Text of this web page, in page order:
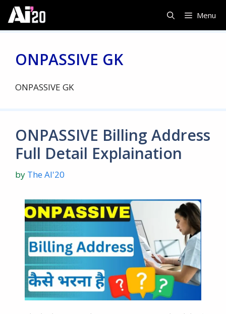
Skip
content
Menu
ONPASSIVE GK
ONPASSIVE GK
ONPASSIVE Billing Address
Full Detail Explaination
by The AI'20